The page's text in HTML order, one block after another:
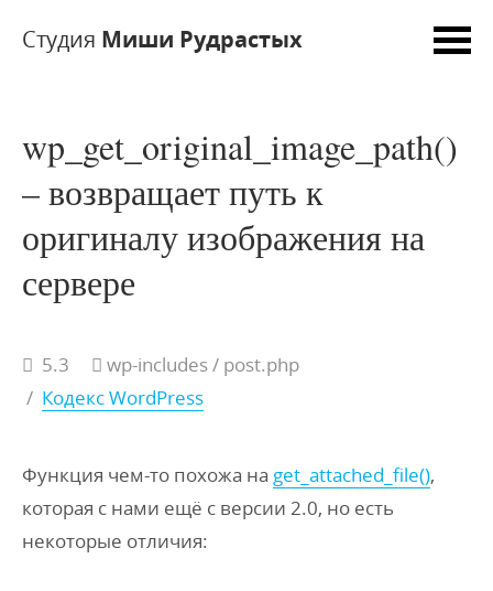
Студия Миши Рудрастых
wp_get_original_image_path()
– возвращает путь к
оригиналу изображения на
сервере
5.3
wp-includes / post.php
/ Кодекс WordPress
Функция чем-то похожа на get_attached_file(),
которая с нами ещё с версии 2.0, но есть
некоторые отличия: